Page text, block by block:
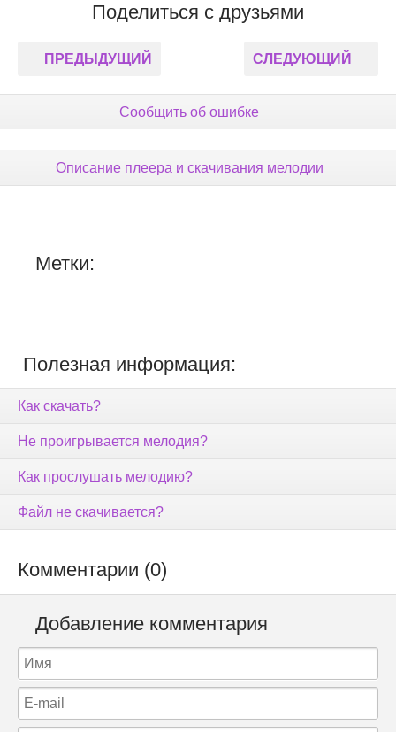
Поделиться с друзьями
ПРЕДЫДУЩИЙ СЛЕДУЮЩИЙ
Сообщить об ошибке
Описание плеера и скачивания мелодии
Метки:
Полезная информация:
Как скачать?
Не проигрывается мелодия?
Как прослушать мелодию?
Файл не скачивается?
Комментарии (0)
Добавление комментария